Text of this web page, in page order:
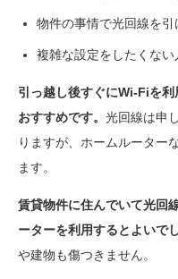
物件の事情で光回線を引
複雑な設定をしたくない
引っ越し後すぐにWi-Fiを
おすすめです。 光回線は申
りますが、ホームルーター
ます。
賃貸物件に住んでいて光回
ーターを利用するとよいでし
や建物も傷つきません。